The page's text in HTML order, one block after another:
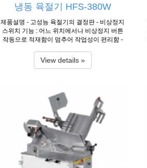
냉동 육절기 HFS-380W
제품설명 - 고성능 육절기의 결정판 - 비상정지
스위치 기능 : 어느 위치에서나 비상정지 버튼
작동으로 적재함이 멈추어 작업성이 편리함 -
칼날 구동시 HTD벨트를 사용하여 정숙한 운전
- 0.1mm 단위까지 정밀히 미세조정이 가능 - 베
의 스위치 채용 - 저전압(24V)설계로 전기적인
안전성 유지 사용온도 : -4℃ ~ 0℃ 제품사양 Mo
del HFS-380W Dimension(W×L×H) 1400×85
0×1520㎜ Motor 3ph, 220V/380V, 750W×2EA
Capacity 40~60 slices/min Loading Demensi
on 430×350×200㎜ Diameter of Knife Ø375
㎜ Slice Thickness 0~28㎜ Net Weight 280㎏
정보 출처 : 한국 후지 공업(제조사)
View details »